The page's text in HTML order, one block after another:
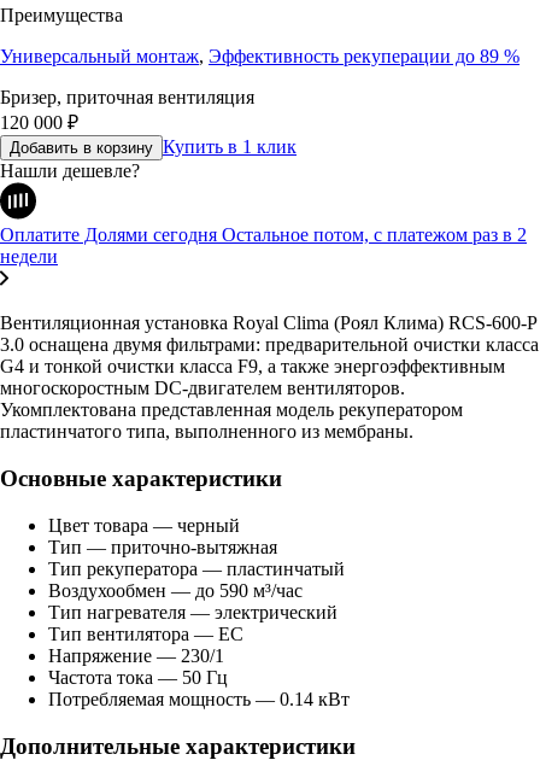
Преимущества
Универсальный монтаж, Эффективность рекуперации до 89 %
Бризер, приточная вентиляция
120 000 ₽
Добавить в корзину Купить в 1 клик
Нашли дешевле?
Оплатите Долями сегодня Остальное потом, с платежом раз в 2
недели
Вентиляционная установка Royal Clima (Роял Клима) RCS-600-P
3.0 оснащена двумя фильтрами: предварительной очистки класса
G4 и тонкой очистки класса F9, а также энергоэффективным
многоскоростным DC-двигателем вентиляторов.
Укомплектована представленная модель рекуператором
пластинчатого типа, выполненного из мембраны.
Основные характеристики
Цвет товара — черный
Тип — приточно-вытяжная
Тип рекуператора — пластинчатый
Воздухообмен — до 590 м³/час
Тип нагревателя — электрический
Тип вентилятора — EC
Напряжение — 230/1
Частота тока — 50 Гц
Потребляемая мощность — 0.14 кВт
Дополнительные характеристики